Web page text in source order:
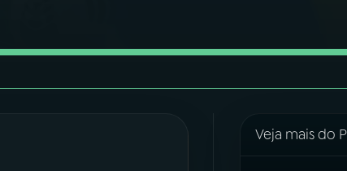
Veja mais do